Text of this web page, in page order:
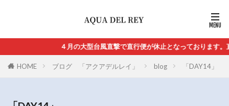
４月の大型台風直撃で直行便が休止となっております。
HOME ブログ 「アクアデルレイ」 blog 「DAY14」